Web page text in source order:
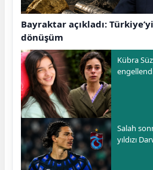
Bayraktar açıkladı:
dönüşüm
Kübra
Salah
yıldızı